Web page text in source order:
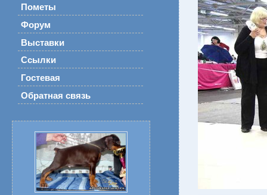
Пометы
Форум
Выставки
Ссылки
Гостевая
Обратная связь